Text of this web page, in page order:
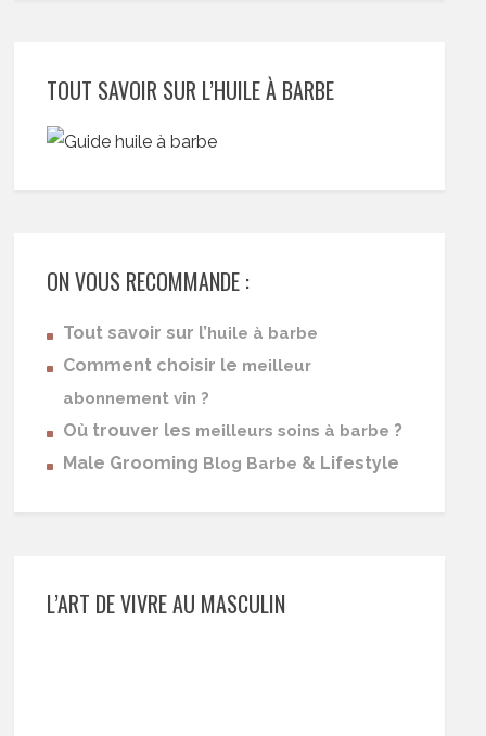
TOUT SAVOIR SUR L’HUILE À BARBE
ON VOUS RECOMMANDE :
Tout savoir sur l’huile à barbe
Comment choisir le meilleur
abonnement vin ?
Où trouver les meilleurs soins à barbe ?
Male Grooming Blog Barbe & Lifestyle
L’ART DE VIVRE AU MASCULIN